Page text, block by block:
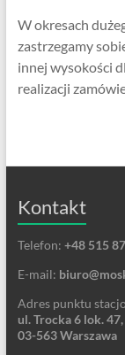
W okresach
zastrzegamy
innej wysokości
realizacji
Kontakt
Telefon: +48 515
E-mail:
Adres punktu
ul. Trocka 6 lok. 47,
03-563 Warszawa